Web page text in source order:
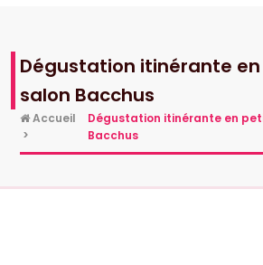
Dégustation itinérante
salon Bacchus
Accueil
>
Dégustation itinérante en
Bacchus